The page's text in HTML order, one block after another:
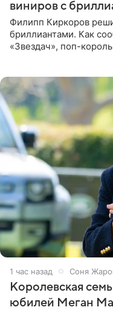
виниров с
Филипп Киркоров
бриллиантами. Как
«Звездач», поп-
1 час назад Соня
Королевская
юбилей Меган